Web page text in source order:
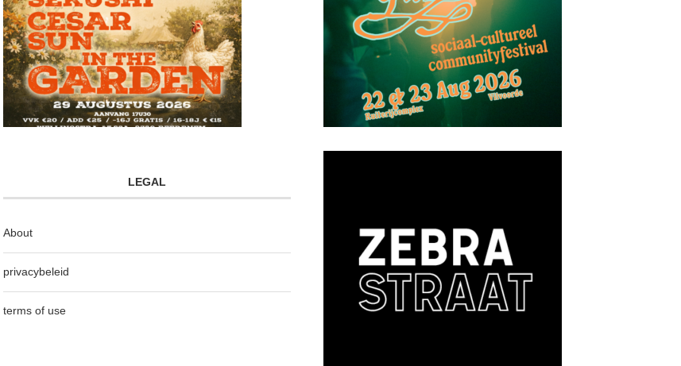
LEGAL
About
privacybeleid
terms of use